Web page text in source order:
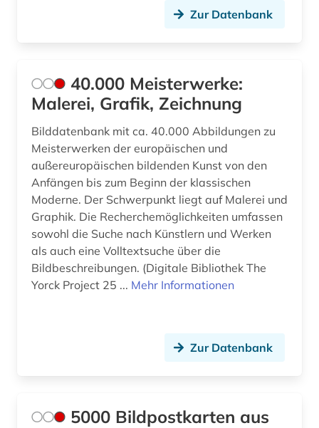
dahlbergh, erik jönsson | offizier; architekt;
zeichner; kartograf; historiker; beamter;
generalgouverneur (1)
darmstadt (1)
darstellend kunst (1)
darstellende kunst (3)
das gewicht der welt (1)
ddr&gt (1)
historiker; maler; zeichner (1)
dekorative kunst (1)
Zur Datenbank
40.000 Meisterwerke:
Malerei, Grafik, Zeichnung
Bilddatenbank mit ca. 40.000 Abbildungen zu
Meisterwerken der europäischen und
außereuropäischen bildenden Kunst von den
Anfängen bis zum Beginn der klassischen
Moderne. Der Schwerpunkt liegt auf Malerei und
Graphik. Die Recherchemöglichkeiten umfassen
sowohl die Suche nach Künstlern und Werken
als auch eine Volltextsuche über die
Bildbeschreibungen. (Digitale Bibliothek The
Yorck Project 25 ... Mehr Informationen
Zur Datenbank
5000 Bildpostkarten aus